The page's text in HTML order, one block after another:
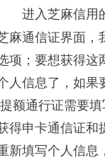
进入芝麻信用
通信证界面，
项；要想获得这
信息了，如果
额通行证需要
申卡通信证和
新填写个人信息